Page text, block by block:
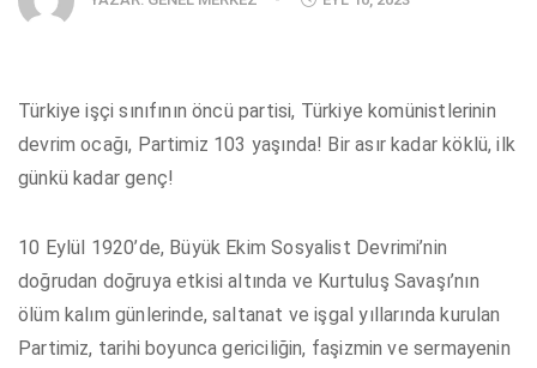
Türkiye işçi sınıfının öncü partisi, Türkiye komünistlerinin
devrim ocağı, Partimiz 103 yaşında! Bir asır kadar köklü, ilk
günkü kadar genç!
10 Eylül 1920’de, Büyük Ekim Sosyalist Devrimi’nin
doğrudan doğruya etkisi altında ve Kurtuluş Savaşı’nın
ölüm kalım günlerinde, saltanat ve işgal yıllarında kurulan
Partimiz, tarihi boyunca gericiliğin, faşizmin ve sermayenin